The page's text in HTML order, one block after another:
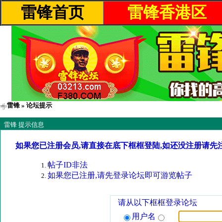
雷锋首页 雷锋香港区
雷锋 » 论坛提示
雷锋 提示信息
如果您已注册会员,请直接在底下框框登陆,如还没注册请先
帖子ID非法
如果您已注册,请先登录论坛即可游览帖子
请从以下框框登录论坛
用户名